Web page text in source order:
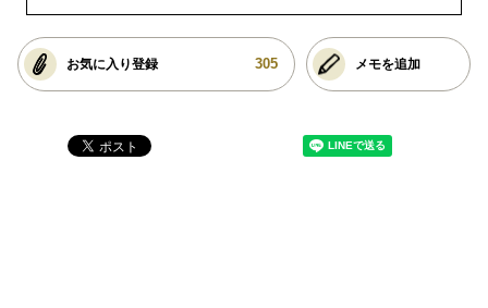
お気に入り登録 305 メモを追加